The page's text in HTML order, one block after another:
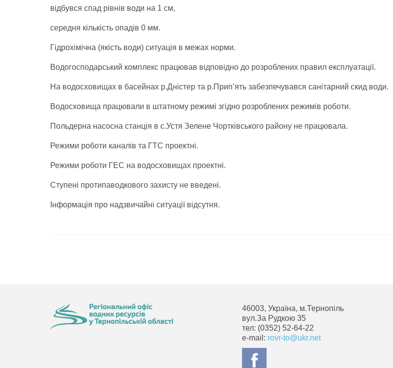
відбувся спад рівнів води на 1 см,
середня кількість опадів 0 мм.
Гідрохімічна (якість води) ситуація в межах норми.
Водогосподарський комплекс працював відповідно до розроблених правил експлуатації.
На водосховищах в басейнах р.Дністер та р.Прип’ять забезпечувався санітарний скид води.
Водосховища працювали в штатному режимі згідно розроблених режимів роботи.
Польдерна насосна станція в с.Устя Зелене Чортківського району не працювала.
Режими роботи каналів та ГТС проектні.
Режими роботи ГЕС на водосховищах проектні.
Ступені протипаводкового захисту не введені.
Інформація про надзвичайні ситуації відсутня.
46003, Україна, м.Тернопіль
вул.За Рудкою 35
тел: (0352) 52-64-22
e-mail: rovr-to@ukr.net